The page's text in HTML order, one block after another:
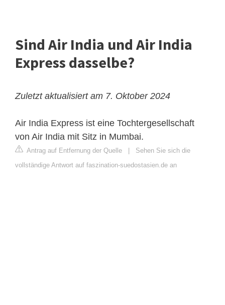
Sind Air India und Air India
Express dasselbe?
Zuletzt aktualisiert am 7. Oktober 2024
Air India Express ist eine Tochtergesellschaft
von Air India mit Sitz in Mumbai.
Antrag auf Entfernung der Quelle
Sehen Sie sich die
vollständige Antwort auf faszination-suedostasien.de an